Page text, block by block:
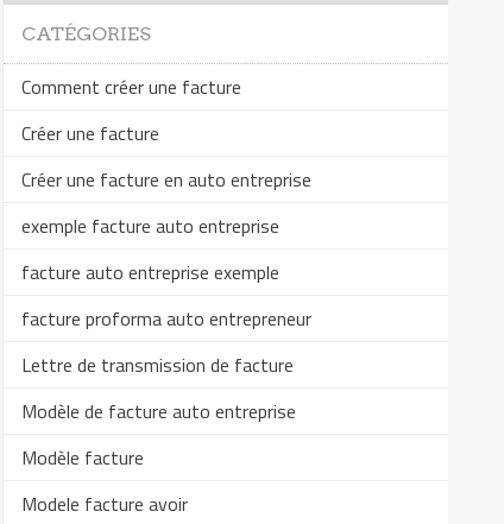
CATÉGORIES
Comment créer une facture
Créer une facture
Créer une facture en auto entreprise
exemple facture auto entreprise
facture auto entreprise exemple
facture proforma auto entrepreneur
Lettre de transmission de facture
Modèle de facture auto entreprise
Modèle facture
Modele facture avoir